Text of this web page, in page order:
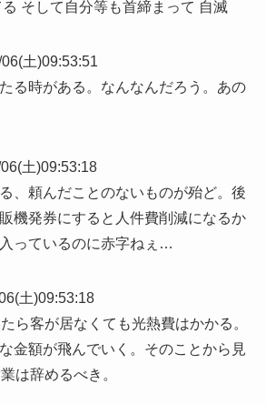
そして自分等も首締まって 自滅
土)09:53:51
る時がある。なんなんだろう。あの
土)09:53:18
、頼んだことのないものが殆ど。後
機発券にすると人件費削減になるか
っているのに赤字ねぇ…
土)09:53:18
ら客が居なくても光熱費はかかる。
金額が飛んでいく。そのことから見
は辞めるべき。